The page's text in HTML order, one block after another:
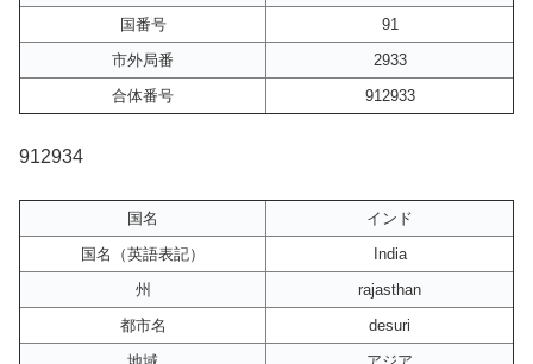
国番号
91
市外局番
2933
合体番号
912933
912934
国名
インド
国名（英語表記）
India
州
rajasthan
都市名
desuri